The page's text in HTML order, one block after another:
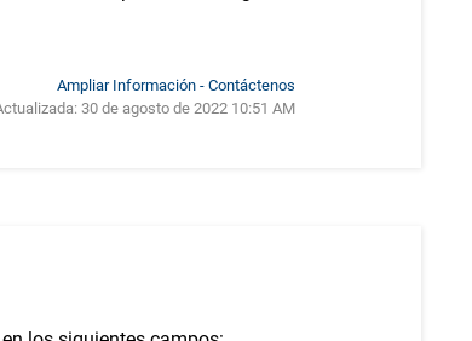
Ampliar Información - Contáctenos
30 de agosto de 2022 10:51 AM